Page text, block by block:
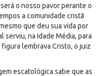
o nosso pavor perante o
a comunidade cristã
que deu sua vida por
na Idade Média, para
lembrava Cristo, o juiz
escatológica sabe que as